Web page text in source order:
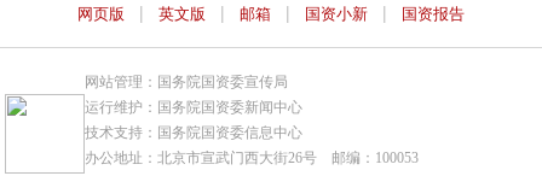
网页版 | 英文版 | 邮箱 | 国资小新 | 国资报告
网站管理：国务院国资委宣传局
运行维护：国务院国资委新闻中心
技术支持：国务院国资委信息中心
办公地址：北京市宣武门西大街26号 邮编：100053